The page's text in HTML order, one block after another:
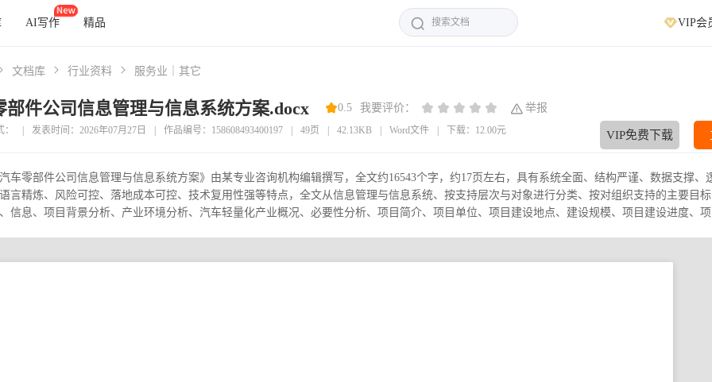
AI写作 精品 VIP会
文档库 行业资料 服务业｜其它
部件公司信息管理与信息系统方案.docx 0.5 我要评价： 举报
发表时间：2026年07月27日 作品编号：158608493400197 49页 42.13KB Word文件 下载：12.00元 VIP免费下载
车零部件公司信息管理与信息系统方案》由某专业咨询机构编辑撰写，全文约16543个字，约17页左右，具有系统全面、结构严谨、数据支撑、
言精炼、风险可控、落地成本可控、技术复用性强等特点，全文从信息管理与信息系统、按支持层次与对象进行分类、按对组织支持的主要目
信息、项目背景分析、产业环境分析、汽车轻量化产业概况、必要性分析、项目简介、项目单位、项目建设地点、建设规模、项目建设进度、